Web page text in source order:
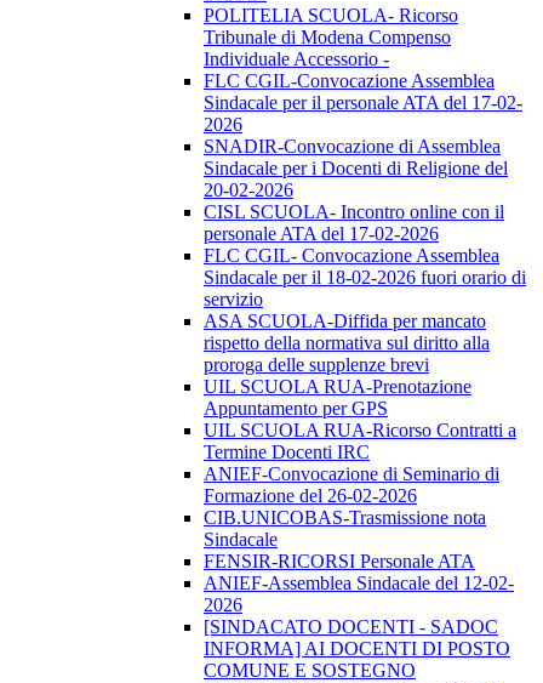
POLITELIA SCUOLA- Ricorso
Tribunale di Modena Compenso
Individuale Accessorio -
FLC CGIL-Convocazione Assemblea
Sindacale per il personale ATA del 17-02-
2026
SNADIR-Convocazione di Assemblea
Sindacale per i Docenti di Religione del
20-02-2026
CISL SCUOLA- Incontro online con il
personale ATA del 17-02-2026
FLC CGIL- Convocazione Assemblea
Sindacale per il 18-02-2026 fuori orario di
servizio
ASA SCUOLA-Diffida per mancato
rispetto della normativa sul diritto alla
proroga delle supplenze brevi
UIL SCUOLA RUA-Prenotazione
Appuntamento per GPS
UIL SCUOLA RUA-Ricorso Contratti a
Termine Docenti IRC
ANIEF-Convocazione di Seminario di
Formazione del 26-02-2026
CIB.UNICOBAS-Trasmissione nota
Sindacale
FENSIR-RICORSI Personale ATA
ANIEF-Assemblea Sindacale del 12-02-
2026
[SINDACATO DOCENTI - SADOC
INFORMA] AI DOCENTI DI POSTO
COMUNE E SOSTEGNO